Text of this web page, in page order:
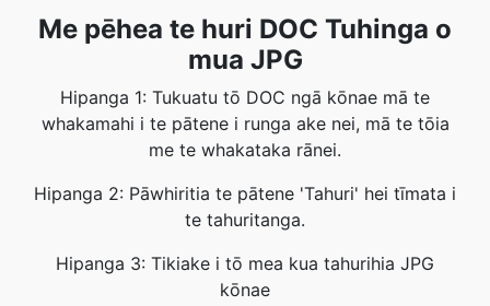
Me pēhea te huri DOC Tuhinga o
mua JPG
Hipanga 1: Tukuatu tō DOC ngā kōnae mā te
whakamahi i te pātene i runga ake nei, mā te tōia
me te whakataka rānei.
Hipanga 2: Pāwhiritia te pātene 'Tahuri' hei tīmata i
te tahuritanga.
Hipanga 3: Tikiake i tō mea kua tahurihia JPG
kōnae